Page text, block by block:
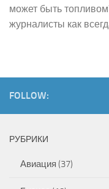
может быть
журналисты как
FOLLOW:
РУБРИКИ
Авиация (37)